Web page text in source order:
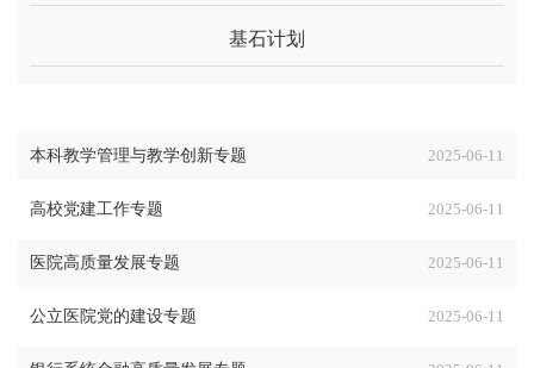
基石计划
2025-06-11
本科教学管理与教学创新专题
2025-06-11
高校党建工作专题
2025-06-11
医院高质量发展专题
2025-06-11
公立医院党的建设专题